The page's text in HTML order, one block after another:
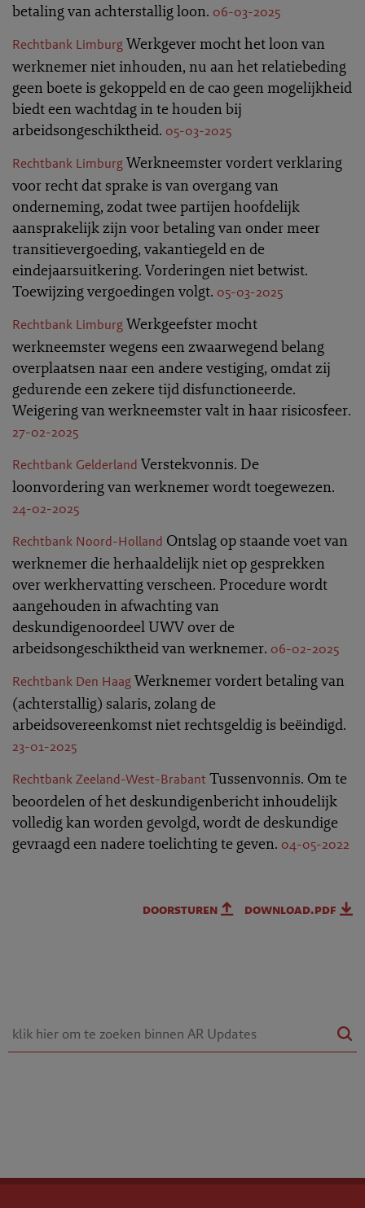
betaling van achterstallig loon. 06-03-2025
Rechtbank LimburgWerkgever mocht het loon van
werknemer niet inhouden, nu aan het relatiebeding
geen boete is gekoppeld en de cao geen mogelijkheid
biedt een wachtdag in te houden bij
arbeidsongeschiktheid. 05-03-2025
Rechtbank LimburgWerkneemster vordert verklaring
voor recht dat sprake is van overgang van
onderneming, zodat twee partijen hoofdelijk
aansprakelijk zijn voor betaling van onder meer
transitievergoeding, vakantiegeld en de
eindejaarsuitkering. Vorderingen niet betwist.
Toewijzing vergoedingen volgt. 05-03-2025
Rechtbank LimburgWerkgeefster mocht
werkneemster wegens een zwaarwegend belang
overplaatsen naar een andere vestiging, omdat zij
gedurende een zekere tijd disfunctioneerde.
Weigering van werkneemster valt in haar risicosfeer.
27-02-2025
Rechtbank Gelderland Verstekvonnis. De
loonvordering van werknemer wordt toegewezen.
24-02-2025
Rechtbank Noord-Holland Ontslag op staande voet van
werknemer die herhaaldelijk niet op gesprekken
over werkhervatting verscheen. Procedure wordt
aangehouden in afwachting van
deskundigenoordeel UWV over de
arbeidsongeschiktheid van werknemer. 06-02-2025
Rechtbank Den HaagWerknemer vordert betaling van
(achterstallig) salaris, zolang de
arbeidsovereenkomst niet rechtsgeldig is beëindigd.
23-01-2025
Rechtbank Zeeland-West-Brabant Tussenvonnis. Om te
beoordelen of het deskundigenbericht inhoudelijk
volledig kan worden gevolgd, wordt de deskundige
gevraagd een nadere toelichting te geven. 04-05-2022
doorsturen download.pdf